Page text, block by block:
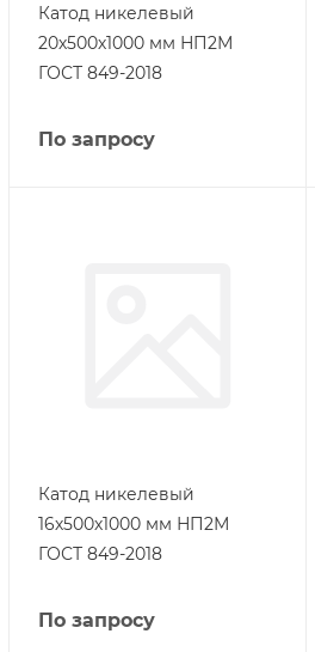
Катод никелевый
20х500х1000 мм НП2М
ГОСТ 849-2018
По запросу
Катод никелевый
16х500х1000 мм НП2М
ГОСТ 849-2018
По запросу